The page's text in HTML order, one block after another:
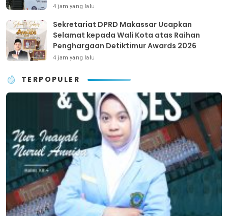
4 jam yang lalu
Sekretariat DPRD Makassar Ucapkan
Selamat kepada Wali Kota atas Raihan
Penghargaan Detiktimur Awards 2026
4 jam yang lalu
TERPOPULER